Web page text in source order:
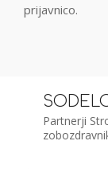
prijavnico.
Partnerji